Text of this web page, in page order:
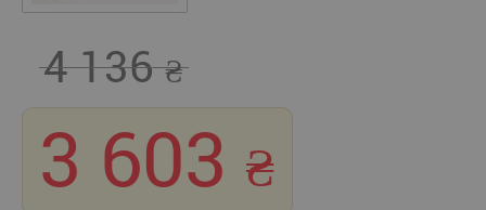
4 136
3 603